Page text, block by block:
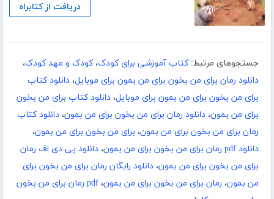
دریافت از کتابراه
جستجوهای مرتبط: کتاب آموزشی برای کودک،کودک و مهد کودک،
دانلود رمان برای من بخون برای من بمون برای موبایل، دانلود کتاب
برای من بخون برای من بمون برای موبایل، دانلود کتاب برای من بخون
برای من بمون، دانلود رمان برای من بخون برای من بمون، دانلود کتاب
رمان برای من بخون برای من بمون، برای من بخون برای من بمون،
دانلود pdf رمان برای من بخون برای من بمون
، دانلود پی دی اف رمان
برای من بخون برای من بمون، دانلود رایگان رمان برای من بخون برای
من بمون، رمان برای من بخون برای من بمون،
pdf رمان برای من بخون